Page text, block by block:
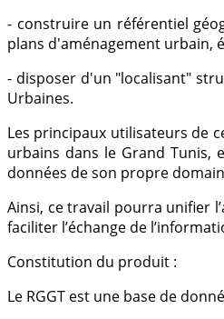
- construire un référentiel
plans d'aménagement urbain,
- disposer d'un "localisant"
Urbaines.
Les principaux utilisateurs de
urbains dans le Grand
données de son propre
Ainsi, ce travail pourra unifier
faciliter l’échange de
Constitution du produit :
Le RGGT est une base de